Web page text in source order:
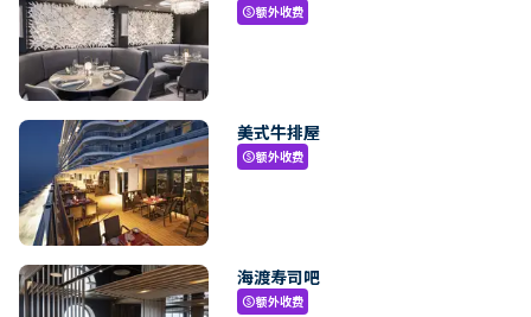
paid额外收费
美式牛排屋
paid额外收费
海渡寿司吧
paid额外收费